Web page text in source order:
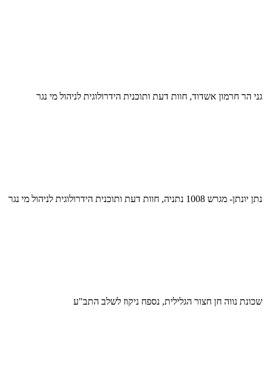
גני הר חרמון אשדוד, חוות דעת ותוכנית הידרולוגית לניהול מי נגר
נתן יונתן- מגרש 1008 נתניה, חוות דעת ותוכנית הידרולוגית לניהול מי נגר
שכונת נווה חן חצור הגלילית, נספח ניקוז לשלב התב"ע